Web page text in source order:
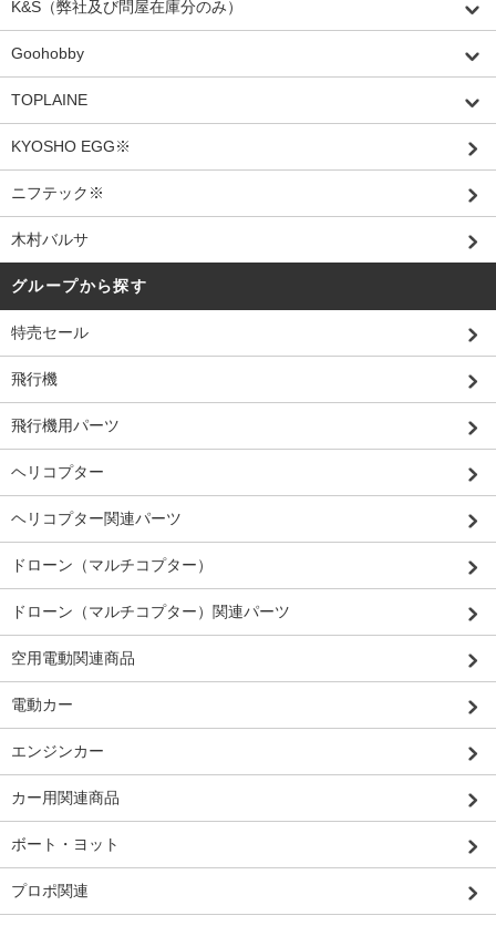
K&S（弊社及び問屋在庫分のみ）
Goohobby
TOPLAINE
KYOSHO EGG※
ニフテック※
木村バルサ
グループから探す
特売セール
飛行機
飛行機用パーツ
ヘリコプター
ヘリコプター関連パーツ
ドローン（マルチコプター）
ドローン（マルチコプター）関連パーツ
空用電動関連商品
電動カー
エンジンカー
カー用関連商品
ボート・ヨット
プロポ関連